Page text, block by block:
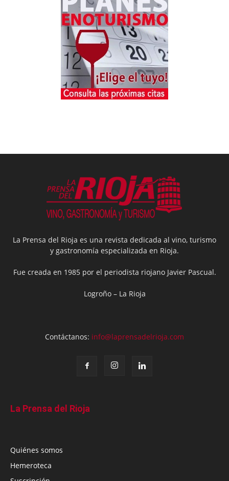
La Prensa del Rioja es una revista dedicada al vino, turismo
y gastronomía especializada en Rioja.
Fue creada en 1985 por el periodista riojano Javier Pascual.
Logroño – La Rioja
Contáctanos: info@laprensadelrioja.com
La Prensa del Rioja
Quiénes somos
Hemeroteca